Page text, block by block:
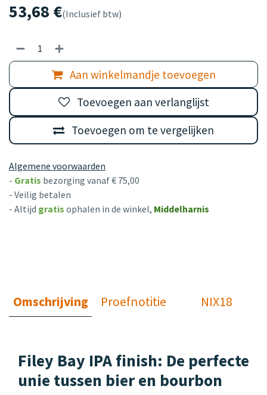
53,68€(Inclusief btw)
Aan winkelmandje toevoegen
Toevoegen om te vergelijken
Toevoegen aan verlanglijst
Algemene voorwaarden
- Gratis bezorging vanaf € 75,00
- Veilig betalen
- Altijd gratis ophalen in de winkel, Middelharnis
Omschrijving Proefnotitie NIX18
Filey Bay IPA finish: De perfecte
unie tussen bier en bourbon